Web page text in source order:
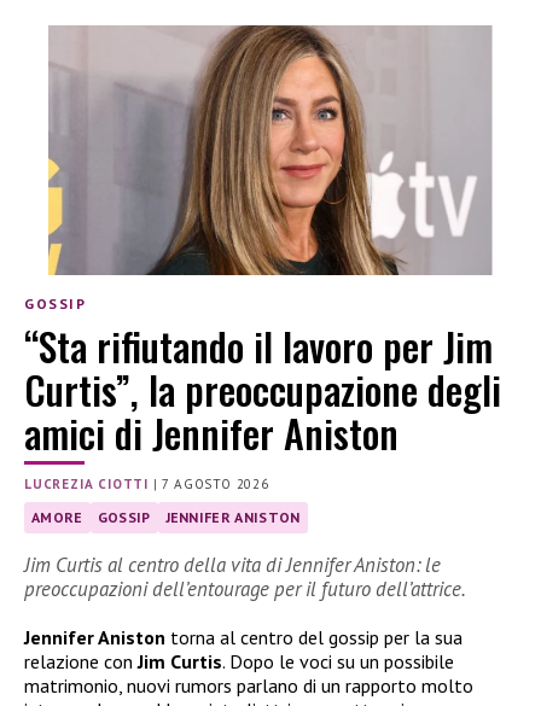
GOSSIP
“Sta rifiutando il lavoro per Jim
Curtis”, la preoccupazione degli
amici di Jennifer Aniston
LUCREZIA CIOTTI |7 AGOSTO 2026
AMORE GOSSIP JENNIFER ANISTON
Jim Curtis al centro della vita di Jennifer Aniston: le
preoccupazioni dell’entourage per il futuro dell’attrice.
Jennifer Aniston torna al centro del gossip per la sua
relazione conJim Curtis. Dopo le voci su un possibile
matrimonio, nuovi rumors parlano di un rapporto molto